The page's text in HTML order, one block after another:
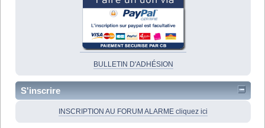
BULLETIN D'ADHÉSION
S'inscrire
INSCRIPTION AU FORUM ALARME cliquez ici